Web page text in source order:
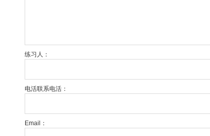
练习人：
电活联系电活：
Email：